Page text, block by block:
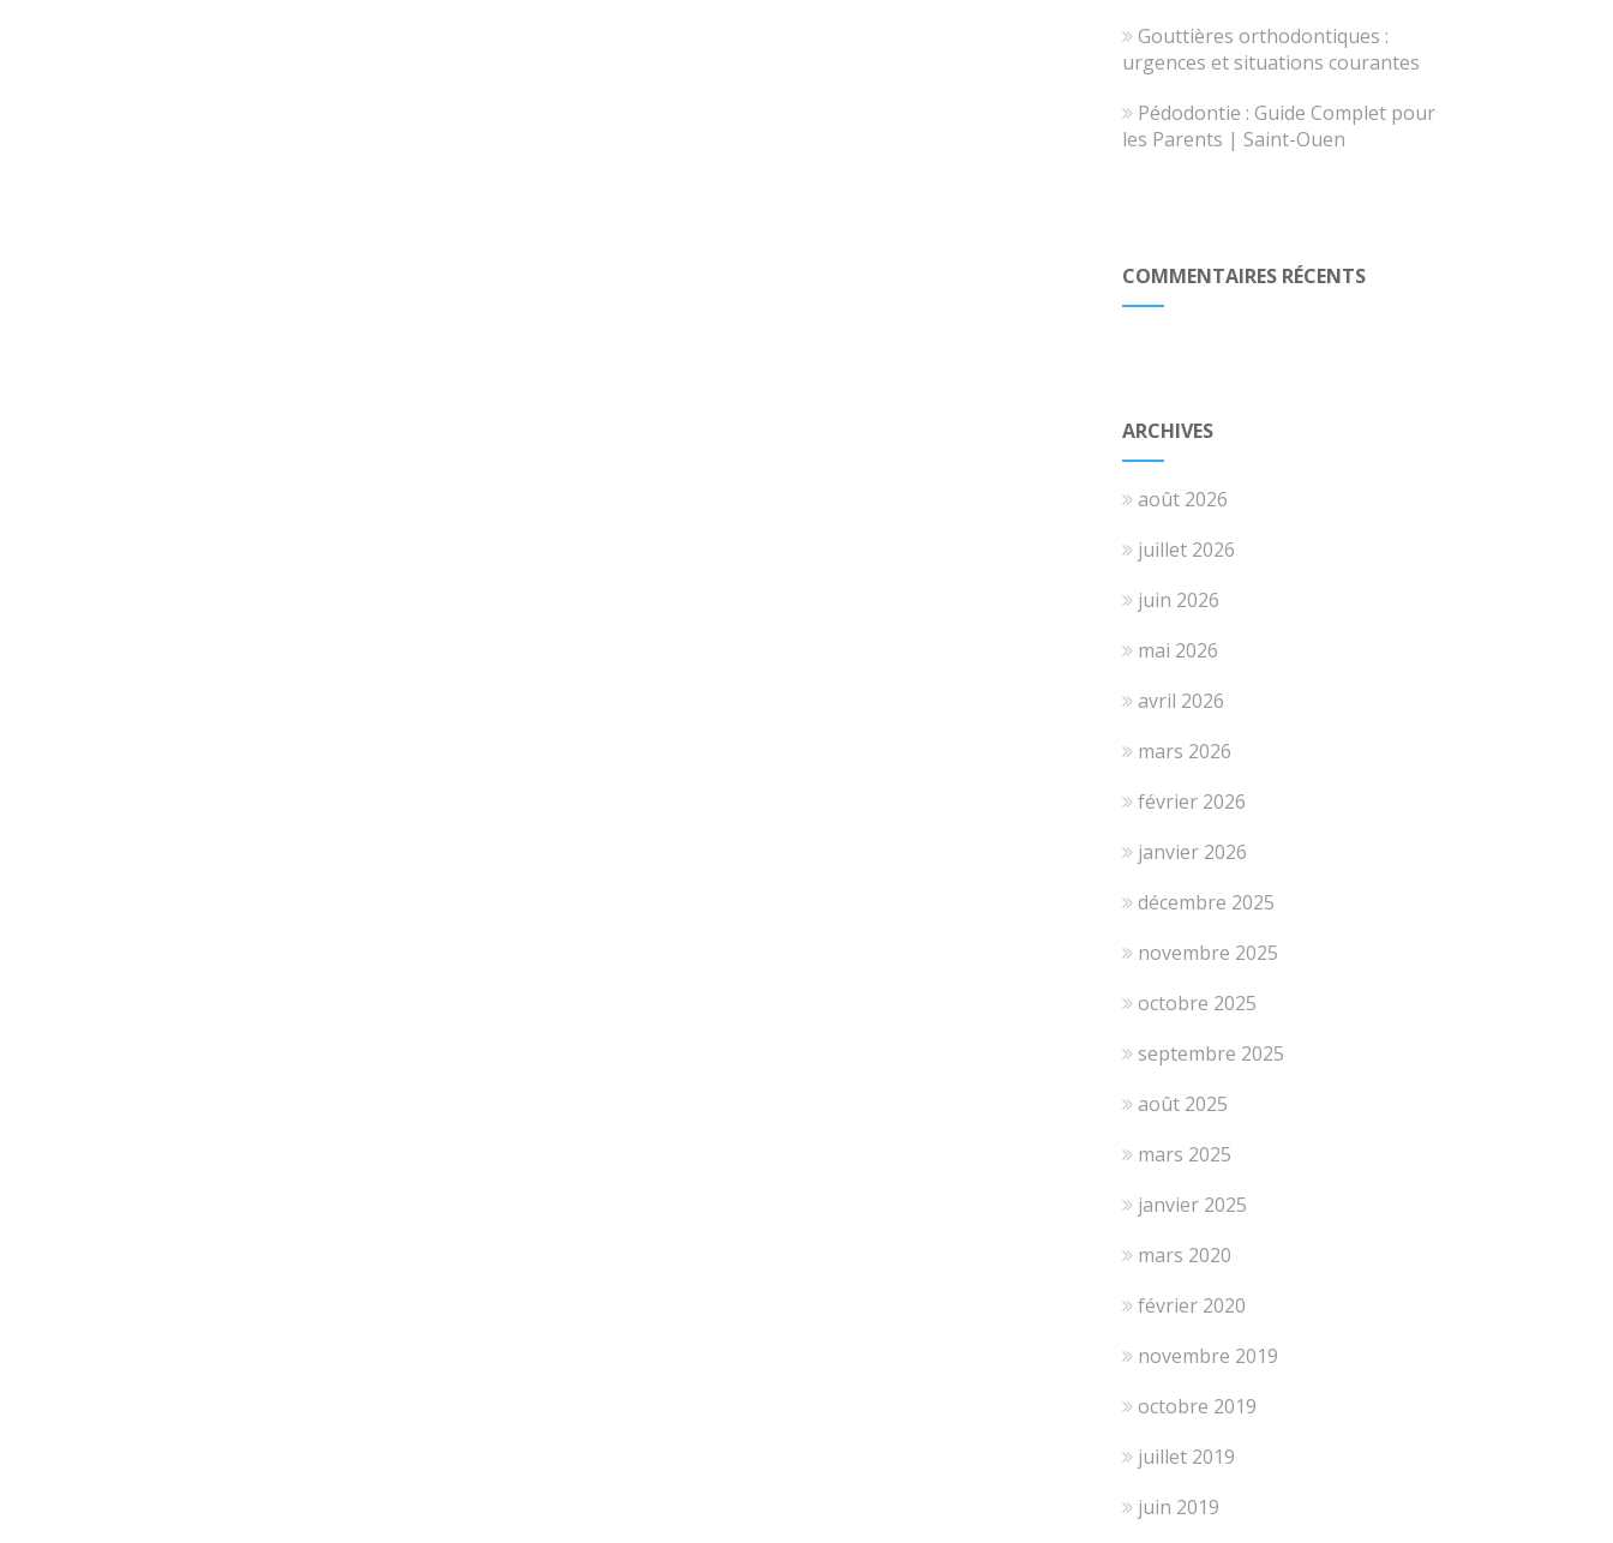
Gouttières orthodontiques :
urgences et situations courantes
Pédodontie : Guide Complet pour
les Parents | Saint-Ouen
COMMENTAIRES RÉCENTS
ARCHIVES
août 2026
juillet 2026
juin 2026
mai 2026
avril 2026
mars 2026
février 2026
janvier 2026
décembre 2025
novembre 2025
octobre 2025
septembre 2025
août 2025
mars 2025
janvier 2025
mars 2020
février 2020
novembre 2019
octobre 2019
juillet 2019
juin 2019